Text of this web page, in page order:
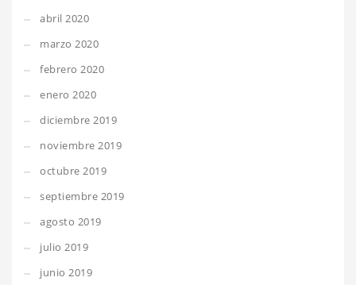
abril 2020
marzo 2020
febrero 2020
enero 2020
diciembre 2019
noviembre 2019
octubre 2019
septiembre 2019
agosto 2019
julio 2019
junio 2019